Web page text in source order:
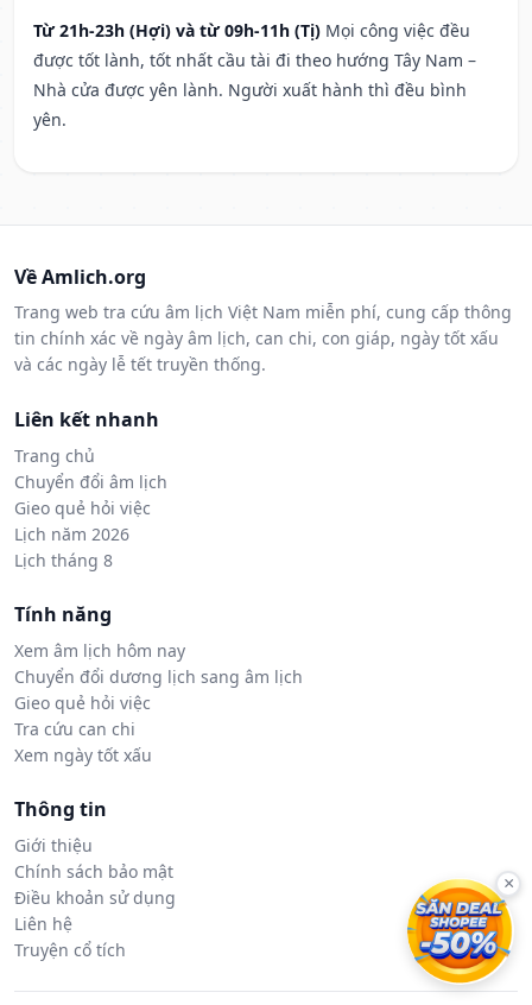
Từ 21h-23h (Hợi) và từ 09h-11h (Tị) Mọi công việc đều
được tốt lành, tốt nhất cầu tài đi theo hướng Tây Nam –
Nhà cửa được yên lành. Người xuất hành thì đều bình
yên.
Về Amlich.org
Trang web tra cứu âm lịch Việt Nam miễn phí, cung cấp thông
tin chính xác về ngày âm lịch, can chi, con giáp, ngày tốt xấu
và các ngày lễ tết truyền thống.
Liên kết nhanh
Trang chủ
Chuyển đổi âm lịch
Gieo quẻ hỏi việc
Lịch năm 2026
Lịch tháng 8
Tính năng
Xem âm lịch hôm nay
Chuyển đổi dương lịch sang âm lịch
Gieo quẻ hỏi việc
Tra cứu can chi
Xem ngày tốt xấu
Thông tin
Giới thiệu
Chính sách bảo mật
Điều khoản sử dụng
Liên hệ
Truyện cổ tích
×